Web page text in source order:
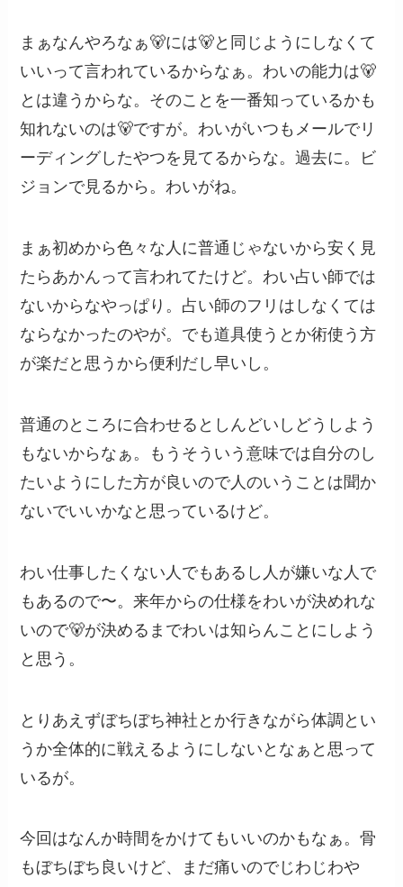
まぁなんやろなぁ🐻には🐻と同じようにしなくて
いいって言われているからなぁ。わいの能力は🐻
とは違うからな。そのことを一番知っているかも
知れないのは🐻ですが。わいがいつもメールでリ
ーディングしたやつを見てるからな。過去に。ビ
ジョンで見るから。わいがね。
まぁ初めから色々な人に普通じゃないから安く見
たらあかんって言われてたけど。わい占い師では
ないからなやっぱり。占い師のフリはしなくては
ならなかったのやが。でも道具使うとか術使う方
が楽だと思うから便利だし早いし。
普通のところに合わせるとしんどいしどうしよう
もないからなぁ。もうそういう意味では自分のし
たいようにした方が良いので人のいうことは聞か
ないでいいかなと思っているけど。
わい仕事したくない人でもあるし人が嫌いな人で
もあるので〜。来年からの仕様をわいが決めれな
いので🐻が決めるまでわいは知らんことにしよう
と思う。
とりあえずぼちぼち神社とか行きながら体調とい
うか全体的に戦えるようにしないとなぁと思って
いるが。
今回はなんか時間をかけてもいいのかもなぁ。骨
もぼちぼち良いけど、まだ痛いのでじわじわや